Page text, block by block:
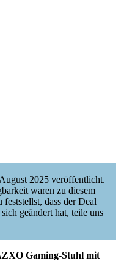
2025 veröffentlicht.
waren zu diesem
dass der Deal
geändert hat, teile uns
Gaming-Stuhl mit